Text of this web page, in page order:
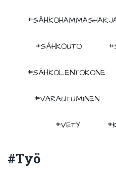
#SÄHKÖUTO
#SÄHKÖLENTOKONE
#VARAUTUMINEN
#VETY
#työ